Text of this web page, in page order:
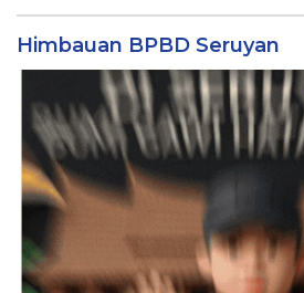
Himbauan BPBD Seruyan